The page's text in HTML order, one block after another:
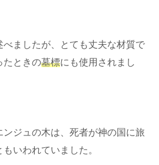
べましたが、とても丈夫な材質で
たときの墓標にも使用されまし
ジュの木は、死者が神の国に旅
もいわれていました。